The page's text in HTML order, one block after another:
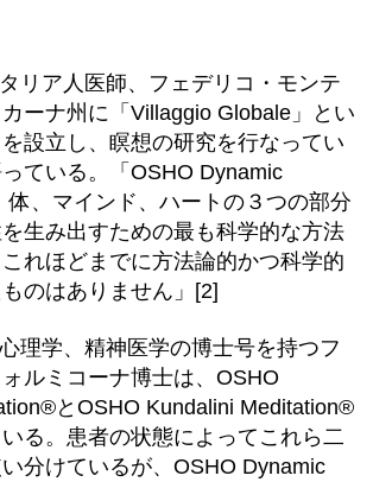
リア人医師、フェデリコ・モンテ
ーナ州に「Villaggio Globale」とい
設立し、瞑想の研究を行なってい
ている。「OSHO Dynamic
体、マインド、ハートの３つの部分
生み出すための最も科学的な方法
れほどまでに方法論的かつ科学的
のはありません」[2]
理学、精神医学の博士号を持つフ
ルミコーナ博士は、OSHO
とOSHO Kundalini Meditation®
る。患者の状態によってこれら二
分けているが、OSHO Dynamic